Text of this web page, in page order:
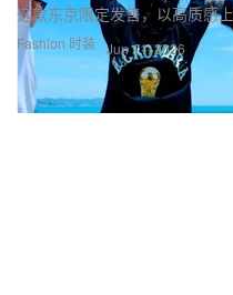
Fashion 时装
这款东京限定发售，以高质感
Jun 11, 2026